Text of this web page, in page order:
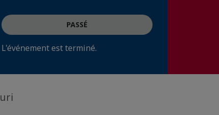
PASSÉ
L'événement est terminé.